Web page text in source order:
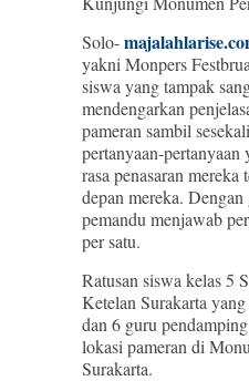
Solo-
yakni Monpers
siswa yang tampak
mendengarkan
pameran sambil
pertanyaan-
rasa penasaran
depan mereka.
pemandu menjawab
per satu.
Ratusan siswa kelas 5
Ketelan Surakarta
dan 6 guru
lokasi pameran di
Surakarta.